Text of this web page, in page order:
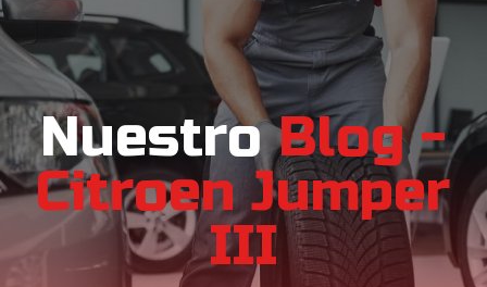
Nuestro Blog -
Citroen Jumper
III